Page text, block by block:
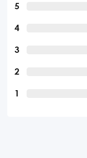
5
4
3
2
1